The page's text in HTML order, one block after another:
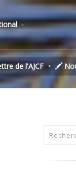
de l'AJCF